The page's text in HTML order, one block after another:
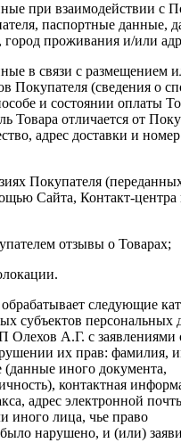
при взаимодействии с
паспортные данные,
город проживания и/или
в связи с размещением
Покупателя (сведения о
и состоянии оплаты
Товара отличается от
адрес доставки и
Покупателя
Сайта, Контакт-
отзывы о Товарах;
следующие
субъектов персональных
А.Г. с заявлениями
их прав: фамилия,
иного документа,
контактная
адрес электронной
иного лица, чье право
нарушено, и (или)